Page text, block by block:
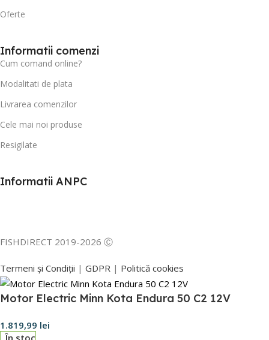
Oferte
Informatii comenzi
Cum comand online?
Modalitati de plata
Livrarea comenzilor
Cele mai noi produse
Resigilate
Informatii ANPC
FISHDIRECT 2019-2026 Ⓒ
Termeni și Condiții | GDPR | Politică cookies
Motor Electric Minn Kota Endura 50 C2 12V
1.819,99 lei
În stoc